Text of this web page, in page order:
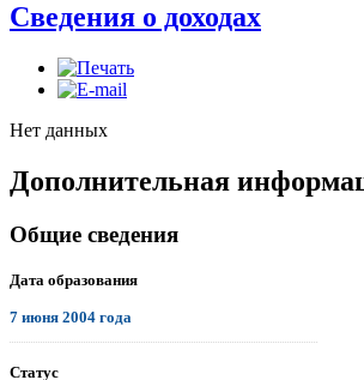
Сведения о доходах
Нет данных
Дополнительная
Общие сведения
Дата образования
7 июня 2004 года
Статус